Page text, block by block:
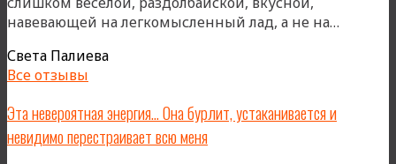
навевающей на легкомысленный лад, а не на…
Света Палиева
Все отзывы
Эта невероятная энергия… Она бурлит, устаканивается и
невидимо перестраивает всю меня